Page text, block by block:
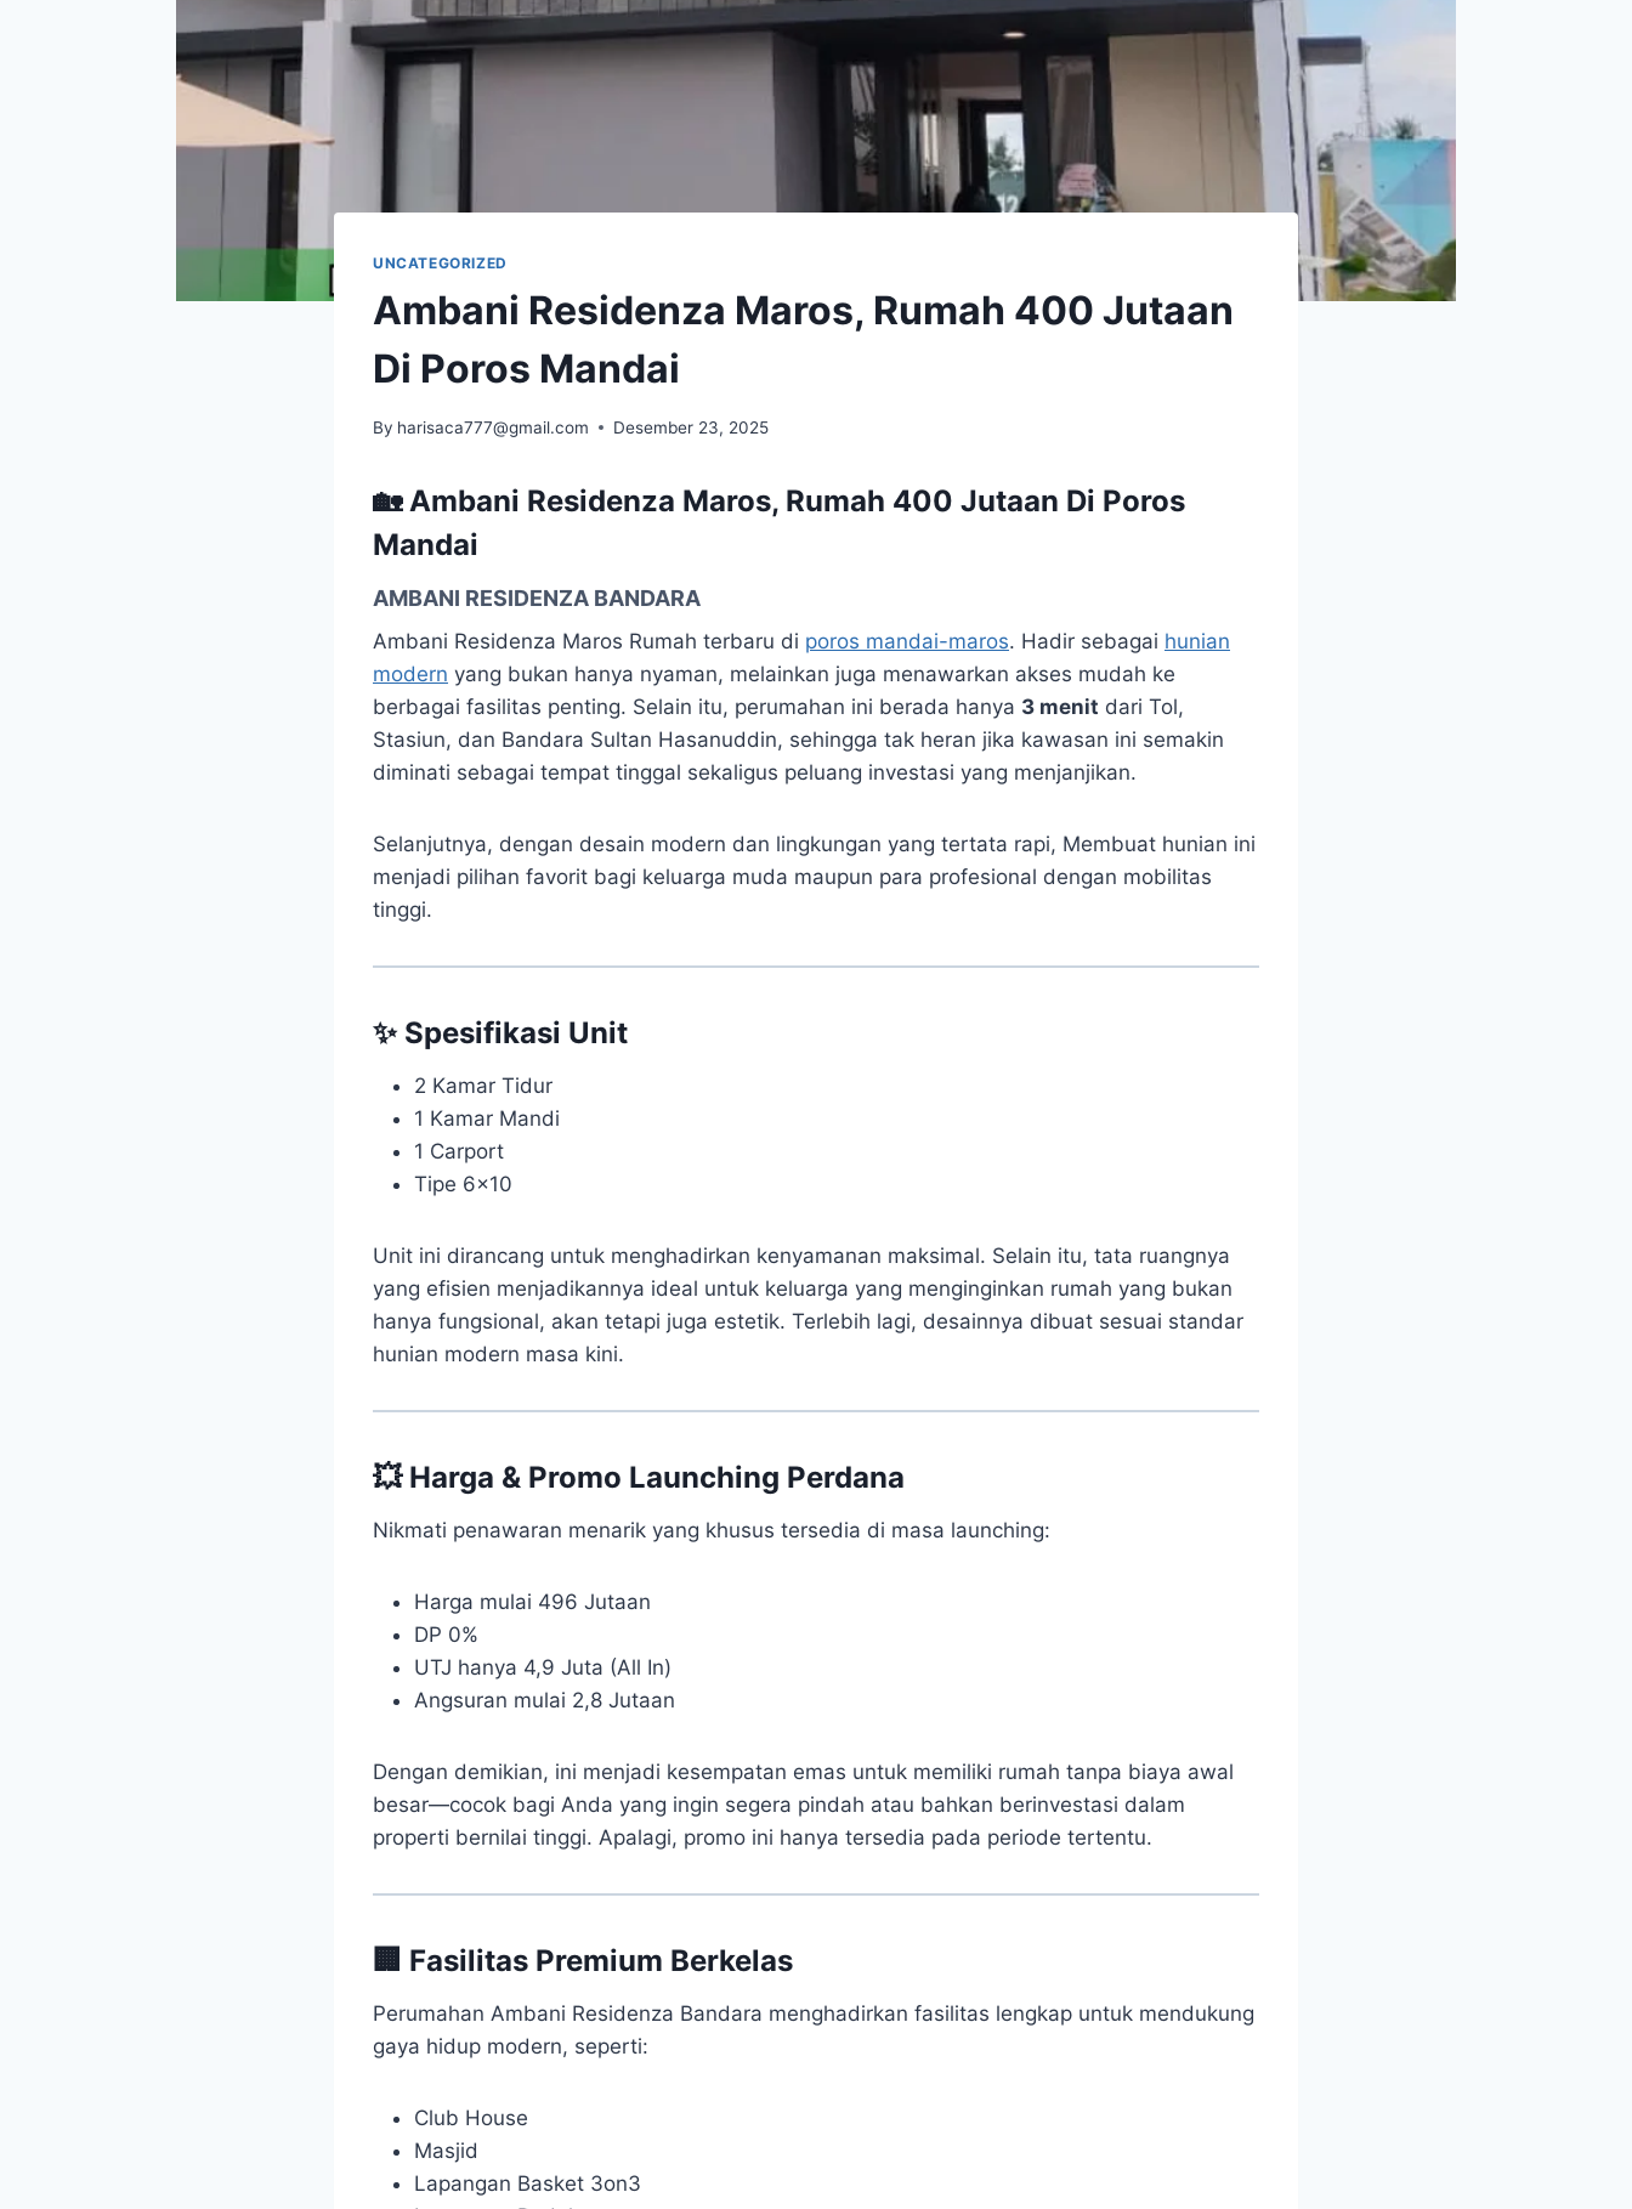
UNCATEGORIZED
Ambani Residenza Maros, Rumah 400 Jutaan
Di Poros Mandai
By harisaca777@gmail.com Desember 23, 2025
🏡 Ambani Residenza Maros, Rumah 400 Jutaan Di Poros
Mandai
AMBANI RESIDENZA BANDARA
Ambani Residenza Maros Rumah terbaru di poros mandai-maros. Hadir sebagai hunian
modern yang bukan hanya nyaman, melainkan juga menawarkan akses mudah ke
berbagai fasilitas penting. Selain itu, perumahan ini berada hanya 3 menit dari Tol,
Stasiun, dan Bandara Sultan Hasanuddin, sehingga tak heran jika kawasan ini semakin
diminati sebagai tempat tinggal sekaligus peluang investasi yang menjanjikan.
Selanjutnya, dengan desain modern dan lingkungan yang tertata rapi, Membuat hunian ini
menjadi pilihan favorit bagi keluarga muda maupun para profesional dengan mobilitas
tinggi.
✨ Spesifikasi Unit
2 Kamar Tidur
1 Kamar Mandi
1 Carport
Tipe 6×10
Unit ini dirancang untuk menghadirkan kenyamanan maksimal. Selain itu, tata ruangnya
yang efisien menjadikannya ideal untuk keluarga yang menginginkan rumah yang bukan
hanya fungsional, akan tetapi juga estetik. Terlebih lagi, desainnya dibuat sesuai standar
hunian modern masa kini.
💥 Harga & Promo Launching Perdana
Nikmati penawaran menarik yang khusus tersedia di masa launching:
Harga mulai 496 Jutaan
DP 0%
UTJ hanya 4,9 Juta (All In)
Angsuran mulai 2,8 Jutaan
Dengan demikian, ini menjadi kesempatan emas untuk memiliki rumah tanpa biaya awal
besar—cocok bagi Anda yang ingin segera pindah atau bahkan berinvestasi dalam
properti bernilai tinggi. Apalagi, promo ini hanya tersedia pada periode tertentu.
🏢 Fasilitas Premium Berkelas
Perumahan Ambani Residenza Bandara menghadirkan fasilitas lengkap untuk mendukung
gaya hidup modern, seperti:
Club House
Masjid
Lapangan Basket 3on3